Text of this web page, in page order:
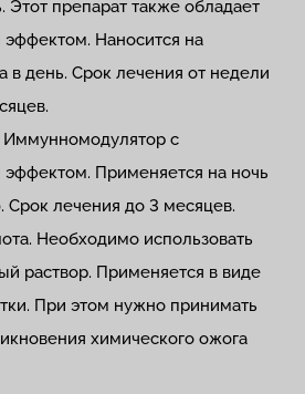
Этот препарат также обладает
Наносится на
в день. Срок лечения от недели
с
Применяется на ночь
Срок лечения до 3 месяцев.
Необходимо использовать
раствор. Применяется в виде
При этом нужно принимать
химического ожога